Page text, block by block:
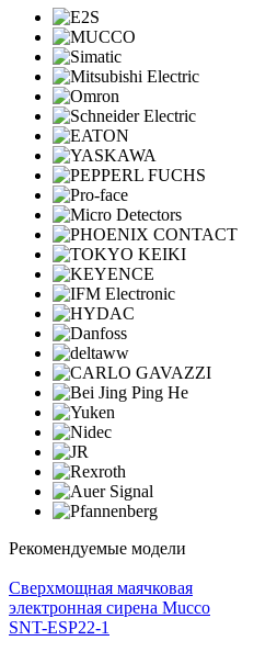
Рекомендуемые модели
Cверхмощная маячковая
электронная сирена Mucco
SNT-ESP22-1